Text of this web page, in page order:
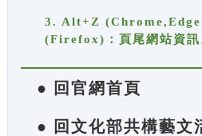
3. Alt+Z
(Firefox)：頁尾網站資訊
● 回官網首頁
● 回文化部共構藝文